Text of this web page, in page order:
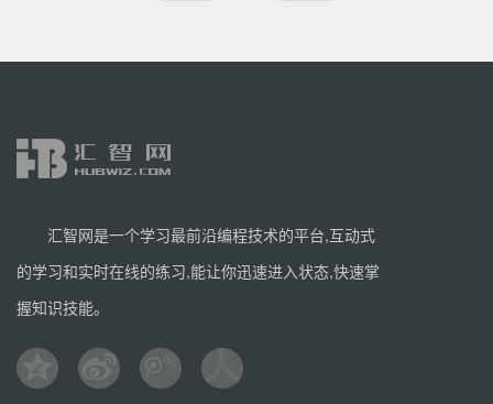
汇智网是一个学习最前沿编程技术的平台,互动式
的学习和实时在线的练习,能让你迅速进入状态,快速掌
握知识技能。